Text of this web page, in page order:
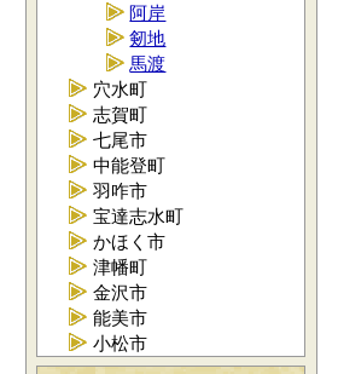
阿岸
剱地
馬渡
穴水町
志賀町
七尾市
中能登町
羽咋市
宝達志水町
かほく市
津幡町
金沢市
能美市
小松市